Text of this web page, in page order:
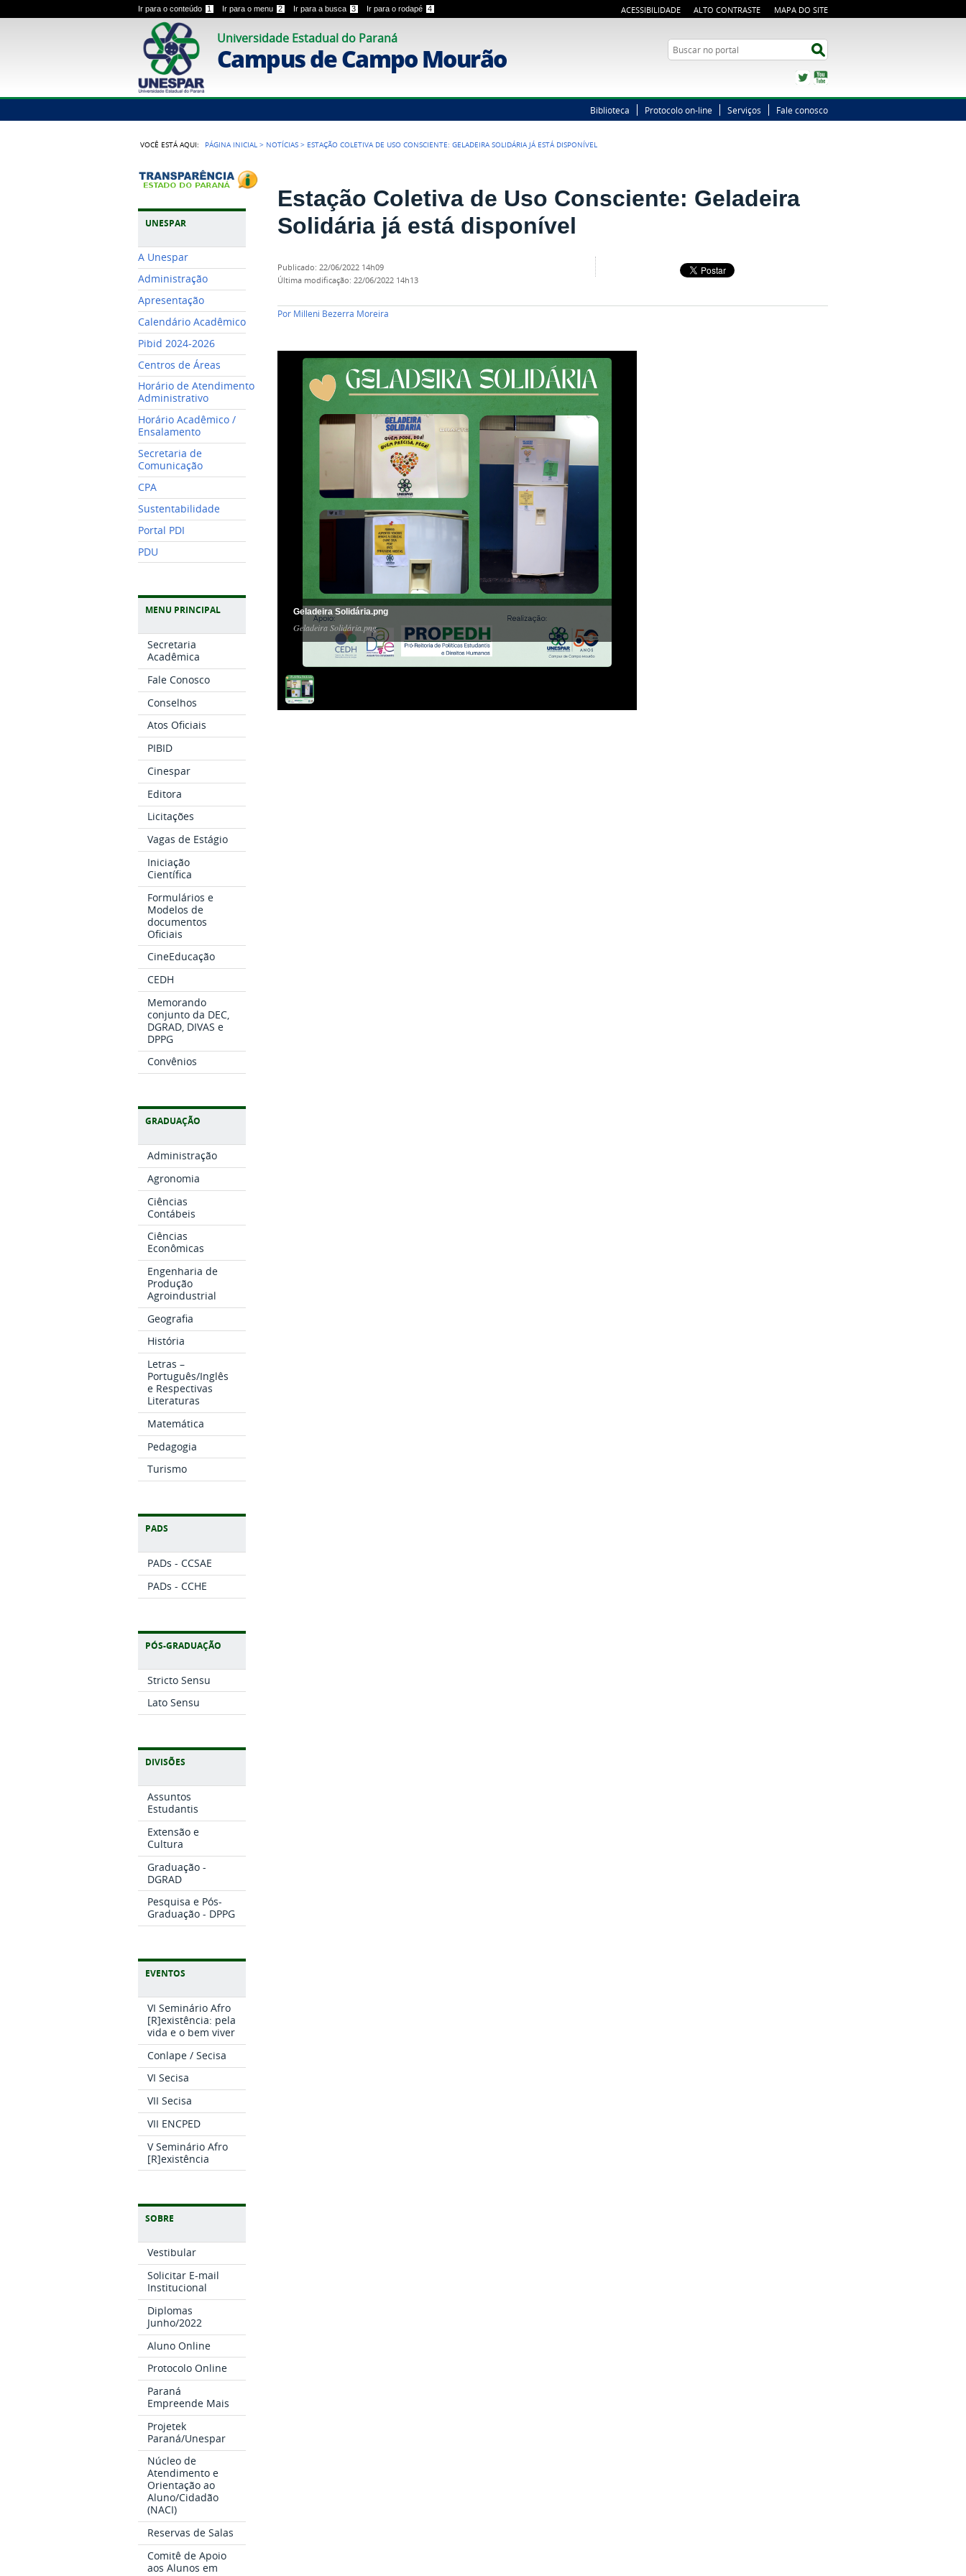
Ir para o conteúdo 1 Ir para o menu 2 Ir para a busca 3 Ir para o rodapé 4 ACESSIBILIDADE ALTO CONTRASTE MAPA DO SITE
Universidade Estadual do Paraná
Campus de Campo Mourão Busca
Twitter
Biblioteca Protocolo on-line Serviços Fale conosco
VOCÊ ESTÁ AQUI: PÁGINA INICIAL > NOTÍCIAS > ESTAÇÃO COLETIVA DE USO CONSCIENTE: GELADEIRA SOLIDÁRIA JÁ ESTÁ DISPONÍVEL
UNESPAR
A Unespar
Administração
Apresentação
Calendário Acadêmico
Pibid 2024-2026
Centros de Áreas
Horário de Atendimento
Administrativo
Horário Acadêmico /
Ensalamento
Secretaria de
Comunicação
CPA
Sustentabilidade
Portal PDI
PDU
MENU PRINCIPAL
Secretaria
Acadêmica
Fale Conosco
Conselhos
Atos Oficiais
PIBID
Cinespar
Editora
Licitações
Vagas de Estágio
Iniciação
Científica
Formulários e
Modelos de
documentos
Oficiais
CineEducação
CEDH
Memorando
conjunto da DEC,
DGRAD, DIVAS e
DPPG
Convênios
GRADUAÇÃO
Administração
Agronomia
Ciências
Contábeis
Ciências
Econômicas
Engenharia de
Produção
Agroindustrial
Geografia
História
Letras –
Português/Inglês
e Respectivas
Literaturas
Matemática
Pedagogia
Turismo
PADS
PADs - CCSAE
PADs - CCHE
PÓS-GRADUAÇÃO
Stricto Sensu
Lato Sensu
DIVISÕES
Assuntos
Estudantis
Extensão e
Cultura
Graduação -
DGRAD
Pesquisa e Pós-
Graduação - DPPG
EVENTOS
VI Seminário Afro
[R]existência: pela
vida e o bem viver
Conlape / Secisa
VI Secisa
VII Secisa
VII ENCPED
V Seminário Afro
[R]existência
SOBRE
Vestibular
Solicitar E-mail
Institucional
Diplomas
Junho/2022
Aluno Online
Protocolo Online
Paraná
Empreende Mais
Projetek
Paraná/Unespar
Núcleo de
Atendimento e
Orientação ao
Aluno/Cidadão
(NACI)
Reservas de Salas
Comitê de Apoio
aos Alunos em
Estação Coletiva de Uso Consciente: Geladeira
Solidária já está disponível
publicado:22/06/2022 14h09
última modificação:22/06/2022 14h13
Por Milleni Bezerra Moreira
Geladeira Solidária.png
Geladeira Solidária.png